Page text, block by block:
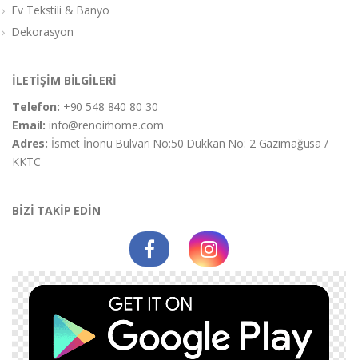
Ev Tekstili & Banyo
Dekorasyon
İLETİŞİM BİLGİLERİ
Telefon: +90 548 840 80 30
Email:info@renoirhome.com
Adres: İsmet İnonü Bulvarı No:50 Dükkan No: 2 Gazimağusa /
KKTC
BİZİ TAKİP EDİN